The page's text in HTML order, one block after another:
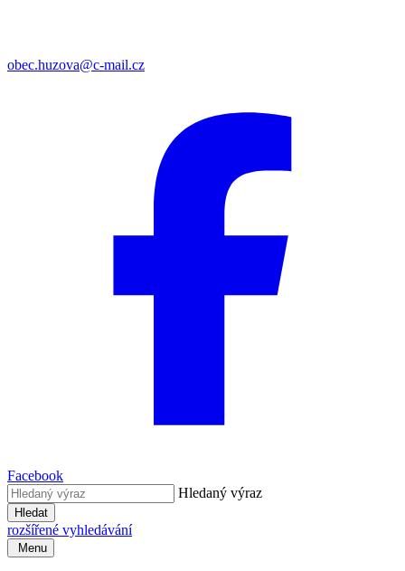
obec.huzova@c-mail.cz
Facebook
Hledaný výraz
Hledat
rozšířené vyhledávání
Menu